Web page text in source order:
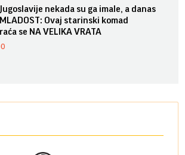
nekada su ga imale, a danas
Ovaj starinski komad
se NA VELIKA VRATA